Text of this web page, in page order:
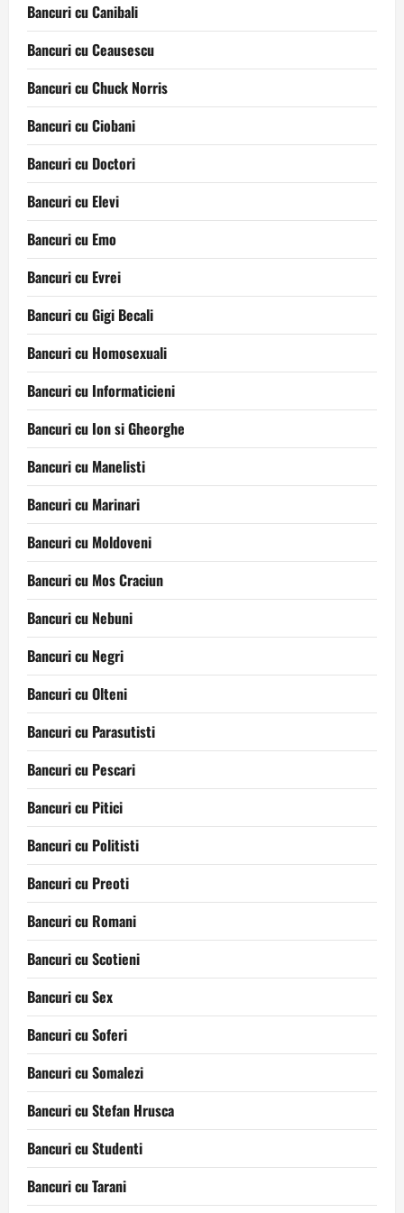
Bancuri cu Canibali
Bancuri cu Ceausescu
Bancuri cu Chuck Norris
Bancuri cu Ciobani
Bancuri cu Doctori
Bancuri cu Elevi
Bancuri cu Emo
Bancuri cu Evrei
Bancuri cu Gigi Becali
Bancuri cu Homosexuali
Bancuri cu Informaticieni
Bancuri cu Ion si Gheorghe
Bancuri cu Manelisti
Bancuri cu Marinari
Bancuri cu Moldoveni
Bancuri cu Mos Craciun
Bancuri cu Nebuni
Bancuri cu Negri
Bancuri cu Olteni
Bancuri cu Parasutisti
Bancuri cu Pescari
Bancuri cu Pitici
Bancuri cu Politisti
Bancuri cu Preoti
Bancuri cu Romani
Bancuri cu Scotieni
Bancuri cu Sex
Bancuri cu Soferi
Bancuri cu Somalezi
Bancuri cu Stefan Hrusca
Bancuri cu Studenti
Bancuri cu Tarani